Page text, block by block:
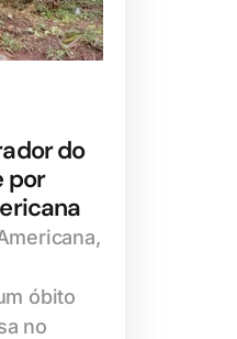
do
por
óbito
no